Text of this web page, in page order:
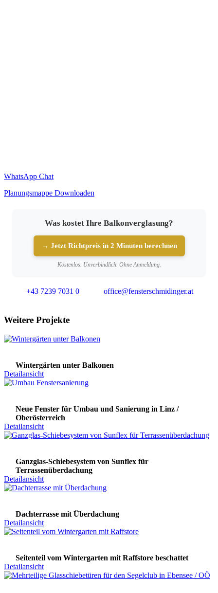
WhatsApp Chat
Planungsmappe Downloaden
Was kostet Ihre Balkonverglasung?
→ Jetzt Richtpreis in 2 Minuten berechnen
Kostenlos. Unverbindlich. Ohne Anmeldung.
+43 7239 7031 0 office@fensterschmidinger.at
Weitere Projekte
Wintergärten unter Balkonen
Detailansicht
Neue Fenster für Umbau und Sanierung in Linz /
Oberösterreich
Detailansicht
Ganzglas-Schiebesystem von Sunflex für
Terrassenüberdachung
Detailansicht
Dachterrasse mit Überdachung
Detailansicht
Seitenteil vom Wintergarten mit Raffstore beschattet
Detailansicht